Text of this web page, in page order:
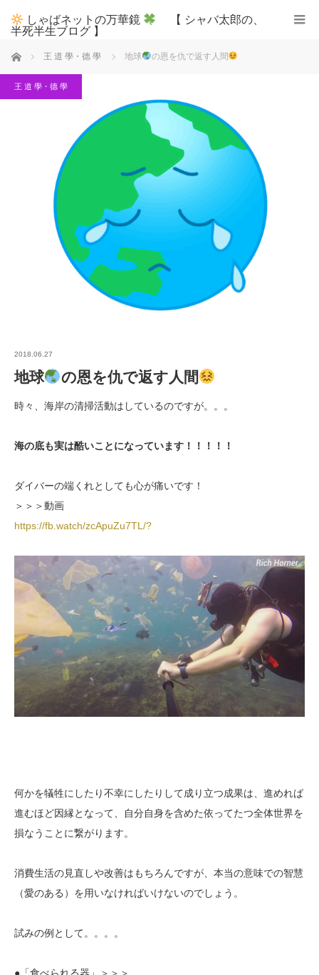
しゃばネットの万華鏡
【 シャバ太郎の、
半死半生ブログ 】
ホーム 王 道 學・德 學 地球 の恩を仇で返す人間
王 道 學・德 學
2018.06.27
地球 の恩を仇で返す人間
時々、海岸の清掃活動はしているのですが。。。
海の底も実は酷いことになっています！！！！！
ダイバーの端くれとしても心が痛いです！
＞＞＞動画
https://fb.watch/zcApuZu7TL/?
何かを犠牲にしたり不幸にしたりして成り立つ成果は、進めれば
進むほど因縁となって、自分自身を含めた依ってたつ全体世界を
損なうことに繋がります。
消費生活の見直しや改善はもちろんですが、本当の意味での智慧
（愛のある）を用いなければいけないのでしょう。
試みの例として。。。。
●「食べられる器」＞＞＞